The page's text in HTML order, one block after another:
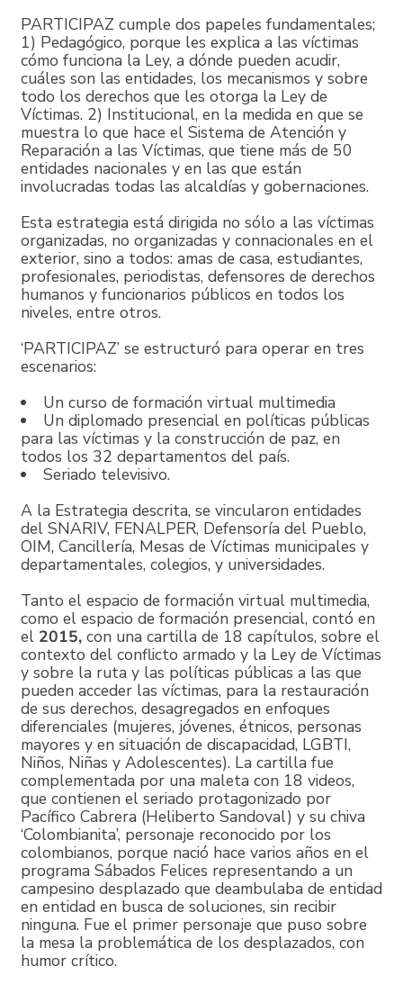
PARTICIPAZ cumple dos papeles fundamentales;
1) Pedagógico, porque les explica a las víctimas
cómo funciona la Ley, a dónde pueden acudir,
cuáles son las entidades, los mecanismos y sobre
todo los derechos que les otorga la Ley de
Víctimas. 2) Institucional, en la medida en que se
muestra lo que hace el Sistema de Atención y
Reparación a las Víctimas, que tiene más de 50
entidades nacionales y en las que están
involucradas todas las alcaldías y gobernaciones.
Esta estrategia está dirigida no sólo a las víctimas
organizadas, no organizadas y connacionales en el
exterior, sino a todos: amas de casa, estudiantes,
profesionales, periodistas, defensores de derechos
humanos y funcionarios públicos en todos los
niveles, entre otros.
‘PARTICIPAZ’ se estructuró para operar en tres
escenarios:
Un curso de formación virtual multimedia
Un diplomado presencial en políticas públicas
para las víctimas y la construcción de paz, en
todos los 32 departamentos del país.
Seriado televisivo.
A la Estrategia descrita, se vincularon entidades
del SNARIV, FENALPER, Defensoría del Pueblo,
OIM, Cancillería, Mesas de Víctimas municipales y
departamentales, colegios, y universidades.
Tanto el espacio de formación virtual multimedia,
como el espacio de formación presencial, contó en
el 2015, con una cartilla de 18 capítulos, sobre el
contexto del conflicto armado y la Ley de Víctimas
y sobre la ruta y las políticas públicas a las que
pueden acceder las víctimas, para la restauración
de sus derechos, desagregados en enfoques
diferenciales (mujeres, jóvenes, étnicos, personas
mayores y en situación de discapacidad, LGBTI,
Niños, Niñas y Adolescentes). La cartilla fue
complementada por una maleta con 18 videos,
que contienen el seriado protagonizado por
Pacífico Cabrera (Heliberto Sandoval) y su chiva
‘Colombianita’, personaje reconocido por los
colombianos, porque nació hace varios años en el
programa Sábados Felices representando a un
campesino desplazado que deambulaba de entidad
en entidad en busca de soluciones, sin recibir
ninguna. Fue el primer personaje que puso sobre
la mesa la problemática de los desplazados, con
humor crítico.